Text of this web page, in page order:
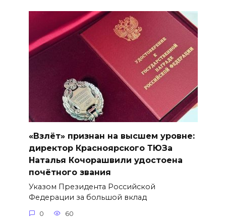
«Взлёт» признан на высшем уровне:
директор Красноярского ТЮЗа
Наталья Кочорашвили удостоена
почётного звания
Указом Президента Российской
Федерации за большой вклад
0 60